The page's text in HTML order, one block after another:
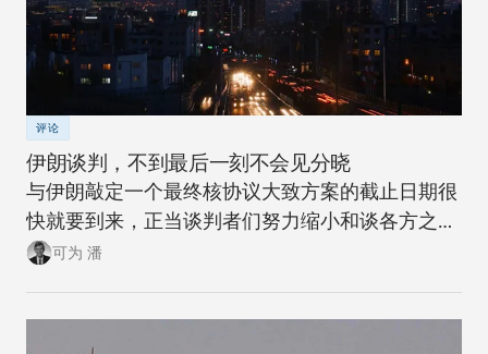
评论
伊朗谈判，不到最后一刻不会见分晓
与伊朗敲定一个最终核协议大致方案的截止日期很
快就要到来，正当谈判者们努力缩小和谈各方之间
的差异并致力于达成协议时，对协议持有异见的批
可为 潘